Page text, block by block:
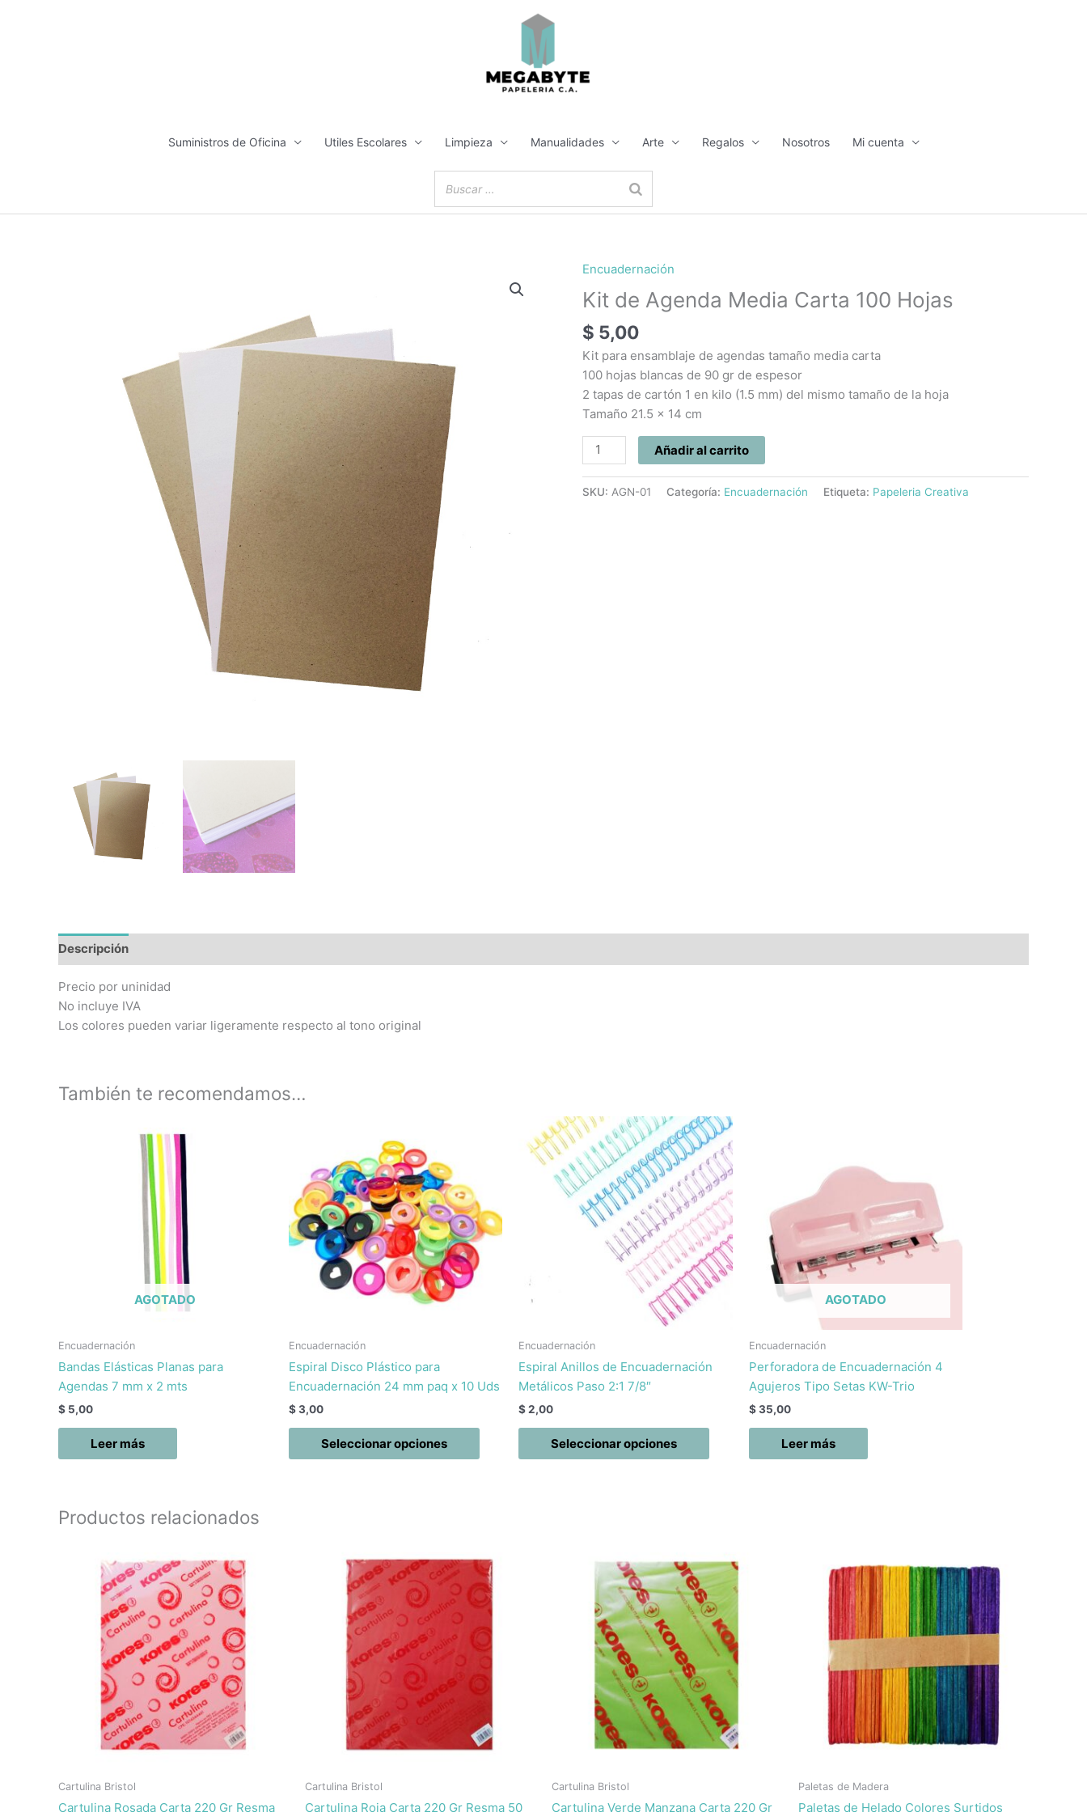
Suministros de Oficina Utiles Escolares Limpieza Manualidades Arte Regalos Nosotros Mi cuenta
Encuadernación
Kit de Agenda Media Carta 100 Hojas
$ 5,00
Kit para ensamblaje de agendas tamaño media carta
100 hojas blancas de 90 gr de espesor
2 tapas de cartón 1 en kilo (1.5 mm) del mismo tamaño de la hoja
Tamaño 21.5 x 14 cm
Kit
de
Agenda
Media
Carta
100
Hojas
cantidad
Añadir al carrito
SKU: AGN-01 Categoría: Encuadernación Etiqueta: Papeleria Creativa
Descripción
Precio por uninidad
No incluye IVA
Los colores pueden variar ligeramente respecto al tono original
También te recomendamos…
AGOTADO
Encuadernación
Bandas Elásticas Planas para
Agendas 7 mm x 2 mts
$ 5,00
Leer más
Encuadernación
Espiral Disco Plástico para
Encuadernación 24 mm paq x 10 Uds
$3,00
Seleccionar opciones
producto
variantes.
Las
opciones
se
producto
Encuadernación
Espiral Anillos de Encuadernación
Metálicos Paso 2:1 7/8″
$2,00
Seleccionar opciones
Este
producto
tiene
múltiples
variantes.
Las
opciones
se
pueden
producto
AGOTADO
Encuadernación
Perforadora de Encuadernación 4
Agujeros Tipo Setas KW-Trio
$35,00
Leer más
Productos relacionados
Cartulina Bristol
Cartulina Rosada Carta 220 Gr Resma
Cartulina Bristol
Cartulina Roja Carta 220 Gr Resma 50
Cartulina Bristol
Cartulina Verde Manzana Carta 220 Gr
Paletas de Madera
Paletas de Helado Colores Surtidos